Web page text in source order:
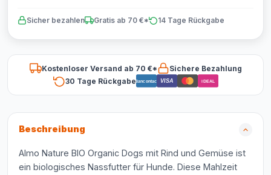
Sicher bezahlen Gratis ab 70 €* 14 Tage Rückgabe
Kostenloser Versand ab 70 €*
Sichere Bezahlung
30 Tage RückgabeBancontact VISA iDEAL
Beschreibung
Almo Nature BIO Organic Dogs mit Rind und Gemüse ist
ein biologisches Nassfutter für Hunde. Diese Mahlzeit